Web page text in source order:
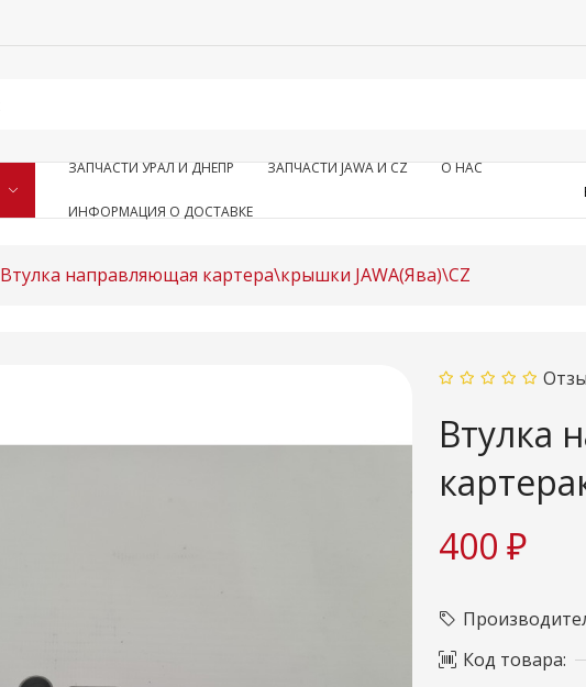
ЗАПЧАСТИ УРАЛ И ДНЕПР ЗАПЧАСТИ JAWA И CZ О НАС
ИНФОРМАЦИЯ О ДОСТАВКЕ
Втулка направляющая картера\крышки JAWA(Ява)\CZ
Втулка
400 ₽
Код товара: